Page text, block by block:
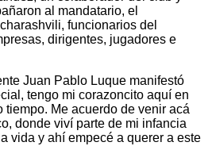
al mandatario, el
funcionarios del
dirigentes, jugadores e
Juan Pablo Luque manifestó
tengo mi corazoncito aquí en
tiempo. Me acuerdo de venir acá
donde viví parte de mi infancia
vida y ahí empecé a querer a este